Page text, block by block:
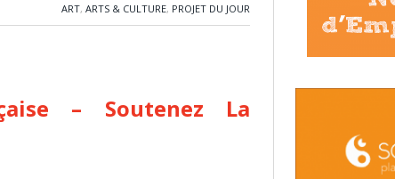
ART, ARTS & CULTURE, PROJET DU JOUR
– Soutenez La